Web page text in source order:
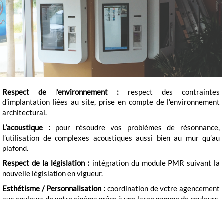
Respect de l’environnement :respect des contraintes
d’implantation liées au site, prise en compte de l’environnement
architectural.
L’acoustique : pour résoudre vos problèmes de résonnance,
l’utilisation de complexes acoustiques aussi bien au mur qu’au
plafond.
Respect de la législation : intégration du module PMR suivant la
nouvelle législation en vigueur.
Esthétisme / Personnalisation : coordination de votre agencement